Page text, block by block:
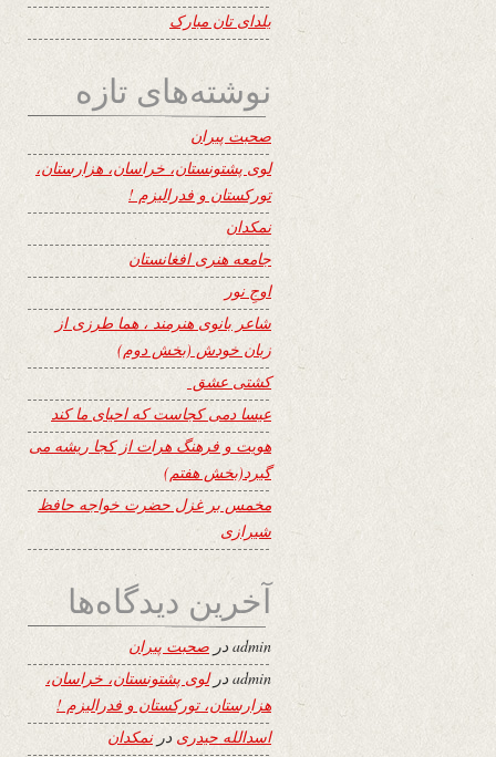
یلدای تان مبارک
نوشته‌های تازه
صحبت پیران
لوی پشتونستان، خراسان، هزارستان،
تورکستان و فدرالیزم !
نمکدان
جامعه هنری افغانستان
اوجِ نور
شاعر بانوی هنرمند ، هما طرزی از
زبان خودش (بخش دوم)
کشتی عشق
عیسا دمی کجاست که احیای ما کند
هویت و فرهنگ هرات از کجا ریشه می
گیرد(بخش هفتم)
مخمس بر غزل حضرت خواجه حافظ
شیرازی
آخرین دیدگاه‌ها
adminدر صحبت پیران
admin درلوی پشتونستان، خراسان،
هزارستان، تورکستان و فدرالیزم !
اسدالله حیدری درنمکدان